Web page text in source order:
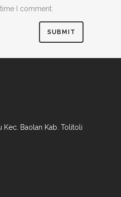
I comment.
Kec. Baolan Kab. Tolitoli